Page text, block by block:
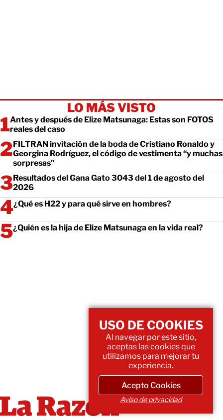
LO MÁS VISTO
Antes y después de Elize Matsunaga: Estas son FOTOS
reales del caso
FILTRAN invitación de la boda de Cristiano Ronaldo y
Georgina Rodríguez, el código de vestimenta “y muchas
sorpresas”
Resultados del Gana Gato 3043 del 1 de agosto del
2026
¿Qué es H22 y para qué sirve en hombres?
¿Quién es la hija de Elize Matsunaga en la vida real?
USO DE COOKIES
Al navegar por este sitio,
aceptas las cookies que
utilizamos para mejorar tu
experiencia.
Acepto Cookies
Aviso de privacidad